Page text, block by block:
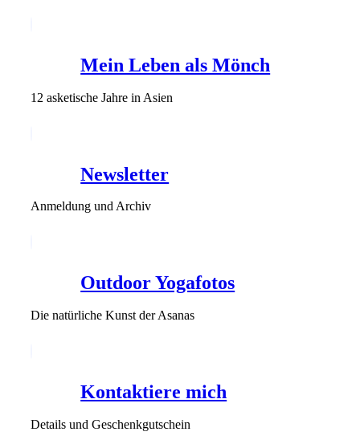
Mein Leben als Mönch
12 asketische Jahre in Asien
Newsletter
Anmeldung und Archiv
Outdoor Yogafotos
Die natürliche Kunst der Asanas
Kontaktiere mich
Details und Geschenkgutschein